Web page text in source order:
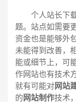
个人站长下载
题。站点如需要
资金也是能够外
未能得到改善，
能或细节上，可
作网站也有技术
就有可能对网站
的 网站制作技术
电话